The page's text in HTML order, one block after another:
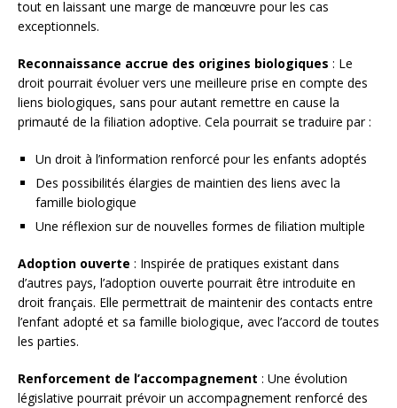
tout en laissant une marge de manœuvre pour les cas
exceptionnels.
Reconnaissance accrue des origines biologiques : Le
droit pourrait évoluer vers une meilleure prise en compte des
liens biologiques, sans pour autant remettre en cause la
primauté de la filiation adoptive. Cela pourrait se traduire par :
Un droit à l’information renforcé pour les enfants adoptés
Des possibilités élargies de maintien des liens avec la
famille biologique
Une réflexion sur de nouvelles formes de filiation multiple
Adoption ouverte : Inspirée de pratiques existant dans
d’autres pays, l’adoption ouverte pourrait être introduite en
droit français. Elle permettrait de maintenir des contacts entre
l’enfant adopté et sa famille biologique, avec l’accord de toutes
les parties.
Renforcement de l’accompagnement : Une évolution
législative pourrait prévoir un accompagnement renforcé des